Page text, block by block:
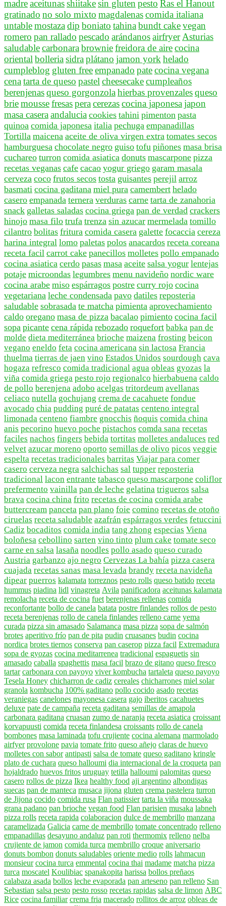
madreaceitunasshiitakesin gluten pesto Ras el Hanout
gratinado no solo mixto magdalenascomida italiana
untablemostaza dip boniato tahina bundt cakevegan
romero pan rallado pescado arándanosairfryer Asturias
saludablecarbonara browniefreidora de airecocina
oriental bolleria sidra plátano jamon york helado
cumpleblog gluten freeempanado patecocina vegana
cena tarta de queso pastel cheesecakecumpleaños
berenjenasqueso gorgonzola hierbas provenzalesqueso
briemoussefresaspera cerezascocina japonesa japon
masa casera andalucia cookies tahini pimenton pasta
quinoa comida japonesa italia pechuga empanadillas
Tortilla maicena aceite de oliva virgen extra tomates secos
hamburguesa chocolate negro guiso tofu piñones masa brisa
cuchareo turron comida asiatica donuts mascarpone pizza
recetas veganas cafe cacao yogur griego garam masala
cerveza coco frutos secos tosta guisantes perejil arroz
basmati cocina gaditana miel pura camembert helado
casero empanada ternera verduras carne tarta de zanahoria
snack galletas saladas cocina griega pan de verdad crackers
hinojo masa filo trufa trenza sin azucar mermelada tomillo
cilantro bolitas fritura comida casera galette focaccia cereza
harina integral lomo paletas polos anacardos receta coreana
receta facil carrot cake panecillos molletes pollo empanado
cocina asiatica cerdo pasas masa aceite salsa yogur lentejas
potaje microondas legumbres menu navideño nordic ware
cocina arabe miso espárragos postre curry rojo cocina
vegetariana leche condensada pavo datiles reposteria
saludable sobrasada te matcha pimienta aprovechamiento
caldo oregano masa de pizza bacalao pimiento cocina facil
sopa picante cena rápida rebozado roquefort babka pan de
molde dieta mediterránea brioche maizena frosting beicon
vegano eneldo feta cocina americana sin lactosa Francia
thuelma tierras de jaen vino Estados Unidos sourdough cava
hogaza refresco comida tradicional agua obleas gyozas la
viña comida griega pesto rojo regionalco hierbabuena caldo
de pollo berenjena adobo acelgas tritordeum avellanas
celiaco nutella gochujang crema de cacahuete fondue
avocado chia pudding puré de patatas centeno integral
limonada centeno fiambre gnocchis ñoquis comida china
anis pecorino huevo poche pistachos comda sana recetas
faciles nachos fingers bebida tortitas molletes andaluces red
velvet azucar moreno oporto semillas de olivo picos veggie
espelta recetas tradicionales barritas Viajar para comer
casero cerveza negra salchichas sal tupper reposteria
tradicional lacon entrante tabasco queso mascarpone coliflor
prefermento vainilla pan de leche gelatina trigueros salsa
brava cocina china frito recetas de cocina comida arabe
buttercream panceta pan plano foie comino recetas de otoño
ciruelas receta saludable azafrán espárragos verdes fetuccini
Cadiz bocaditos comida india tang zhong especias Viena
boloñesa cebollino sarten vino tinto plum cake tomate seco
carne en salsa lasaña noodles pollo asado queso curado
Austria garbanzo ajo negro Cervezas La bahía pizza casera
cuajada recetas sanas masa levada brandy receta navideña
dipear puerros kalamata torreznos pesto rolls queso batido receta
hummus piadina lidl vinagreta Avila panificadora aceitunas kalamata
remolacha receta de cocina fuet berenjenas rellenas comida
reconfortante bollo de canela batata postre finlandes rollos de pesto
receta berenjenas rollo de canela finlandes relleno carne yema
curada pizza sin amasado Salamanca masa pizza sopa de salmón
brotes aperitivo frío pan de pita pudin cruasanes budin cocina
nordica brotes tiernos conserva pan caserop pizza facil Extremadura
sopa de gyozas cocina meditarrenea tradicional espaguetis sin
amasado caballa spaghettis masa facil brazo de gitano queso fresco
tartar carbonara con payoyo viver kombucha tartaleta queso payoyo
Tesela Honey chicharron de cadiz cereales chicharrones miel solar
granola kombucha 100% gaditano pollo cocido asado recetas
veraniegas canelones mayonesa casera gajo iberitos cacahuetes
deluxe pate de campaña receta gaditana semillas de amapola
carbonara gaditana cruasan zumo de naranja receta asiatica croissant
korvapuusti comida receta finlandesa croissants rollo de canela
bombones masa laminada tofu crujiente cocina alemana marmolado
airfyer provolone pavia tomate frito queso añejo claras de huevo
molletes con sabor antipasti salsa de tomate queso gaditano kringle
plato de cuchara queso halloumi dia internacional de la croqueta pan
hojaldrado huevos fritos uruguay tetilla halloumi palomitas queso
casero rollos de pizza Ikea healthy food aji argentino albondigas
suecas pan de manteca musaca jijona gluten crema pastelera turron
de Jijona cocido comida rusa Flan patissier tarta la viña moussaka
grana padano pan brioche vegan food Flan parisien musaka labneh
pizza rolls receta rapida colaboracion dulce de membrillo manzana
caramelizada Galicia carne de membrillo tomate concentrado relleno
empanadillas desayuno andaluz pan roti thermomix relleno nelba
crujiente de jamon comida turca membrillo croque aniversario
donuts bombon donuts saludables oriente medio rolls lahmacun
monsieur cocina turca emmental cocina thai madame matcha pizza
turca moscatel Koulibiac spanakopita harissa bollos preñaos
calabaza asada bollos leche evaporada pan arteseno pan relleno San
Sebastian salsa pesto pesto rosso recetas rapidas salsa de limon ABC
Rice cocina familiar crema fria macerado rollitos de arroz obleas de